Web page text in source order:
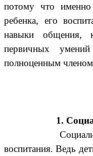
потому что именно
ребенка, его
навыки общения,
первичных
полноценным
1.
Социализация
воспитания. Ведь